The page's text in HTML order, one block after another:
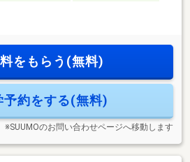
をもらう(無料)
予約をする(無料)
※SUUMOのお問い合わせページへ移動します